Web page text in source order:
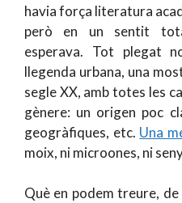
havia força literatura
però en un sentit
esperava. Tot plegat
llegenda urbana, una
segle XX, amb totes les
gènere: un origen poc
geogràfiques, etc. Una
moix, ni microones, ni
Què en podem treure,